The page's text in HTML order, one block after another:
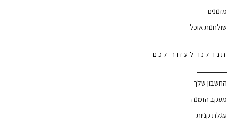
מזנונים
שולחנות אוכל
תנו לנו לעזור לכם
החשבון שלך
מעקב הזמנה
עגלת קניות